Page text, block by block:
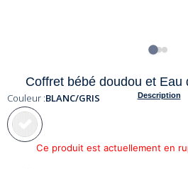
Coffret bébé doudou et Eau
Description
Couleur :BLANC/GRIS
Ce produit est actuellement en